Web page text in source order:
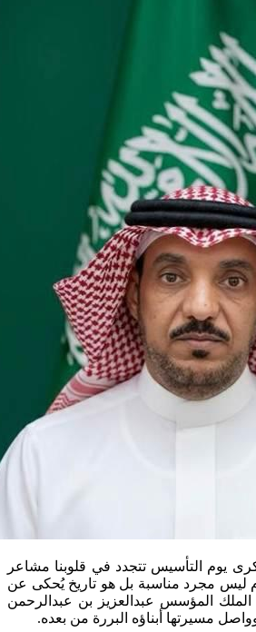
التأسيس تتجدد في قلوبنا مشاعر
ليس مجرد مناسبة بل هو تاريخ يُحكى عن
المؤسس عبدالعزيز بن عبدالرحمن
مسيرتها أبناؤه البررة من بعده.